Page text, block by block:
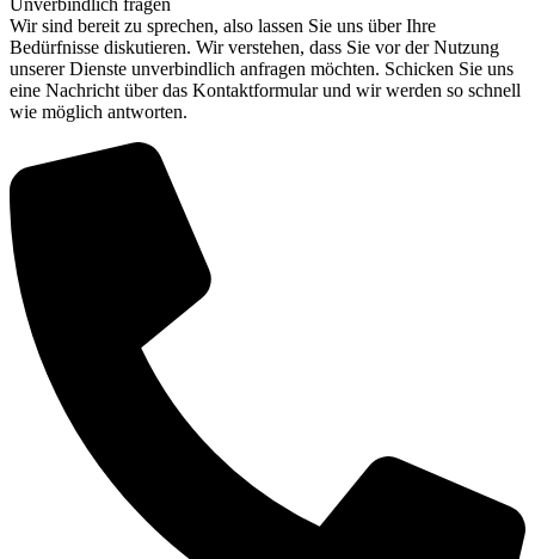
Wir sind bereit zu sprechen, also lassen Sie uns über Ihre
Bedürfnisse diskutieren. Wir verstehen, dass Sie vor der Nutzung
unserer Dienste unverbindlich anfragen möchten. Schicken Sie uns
eine Nachricht über das Kontaktformular und wir werden so schnell
wie möglich antworten.